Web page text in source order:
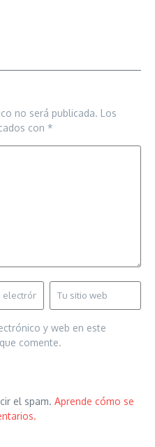
no será publicada. Los
con *
y web en este
comente.
el spam. Aprende cómo se